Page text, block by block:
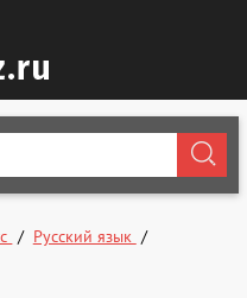
Русский язык